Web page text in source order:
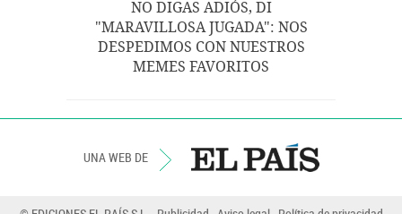
NO DIGAS ADIÓS, DI
"MARAVILLOSA JUGADA": NOS
DESPEDIMOS CON NUESTROS
MEMES FAVORITOS
UNA WEB DE